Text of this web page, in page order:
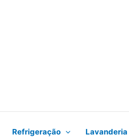
Refrigeração Lavanderia